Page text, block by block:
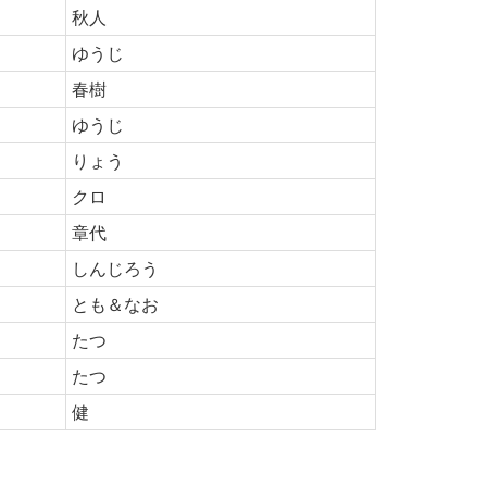
秋人
ゆうじ
春樹
ゆうじ
りょう
クロ
章代
しんじろう
とも＆なお
たつ
たつ
健